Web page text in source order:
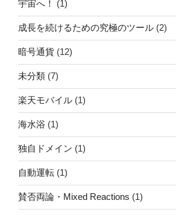
宇宙へ！ (1)
成長を続けるための究極のツール (2)
暗号通貨 (12)
未分類 (7)
楽天モバイル (1)
海水浴 (1)
独自ドメイン (1)
自動運転 (1)
賛否両論・Mixed Reactions (1)